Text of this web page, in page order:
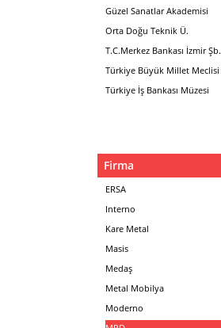
Güzel Sanatlar Akademisi
Orta Doğu Teknik Ü.
T.C.Merkez Bankası İzmir Şb.
Türkiye Büyük Millet Meclisi
Türkiye İş Bankası Müzesi
Firma
ERSA
Interno
Kare Metal
Masis
Medaş
Metal Mobilya
Moderno